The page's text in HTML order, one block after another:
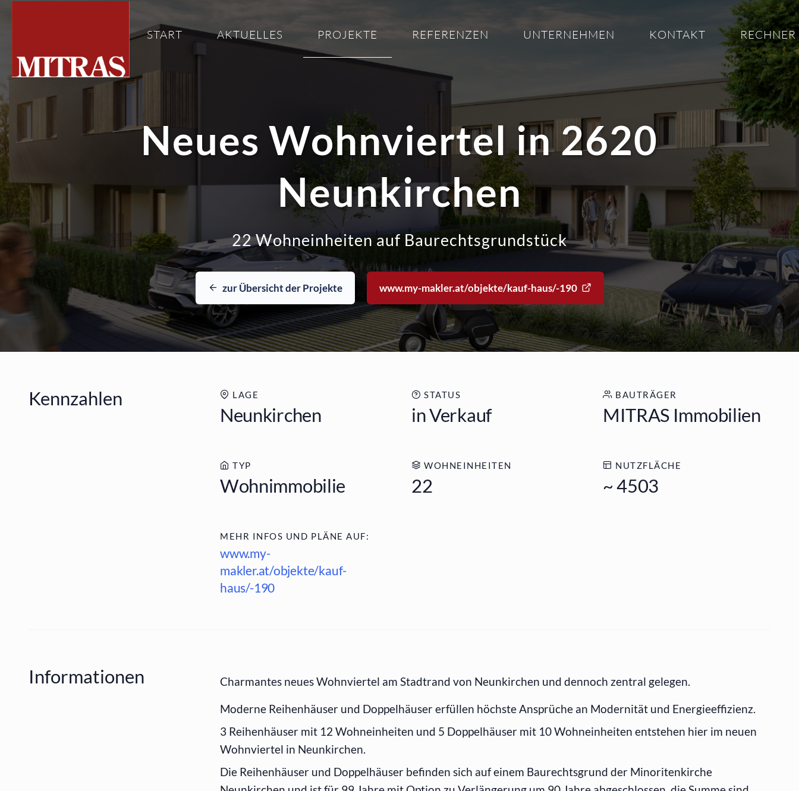
START AKTUELLES PROJEKTE REFERENZEN UNTERNEHMEN KONTAKT RECHNER
Neues Wohnviertel in 2620
Neunkirchen
22 Wohneinheiten auf Baurechtsgrundstück
zur Übersicht der Projekte www.my-makler.at/objekte/kauf-haus/-190
Kennzahlen LAGE
Neunkirchen
STATUS
in Verkauf
BAUTRÄGER
MITRAS Immobilien
TYP
Wohnimmobilie
WOHNEINHEITEN
22
NUTZFLÄCHE
~ 4503
MEHR INFOS UND PLÄNE AUF:
www.my-
makler.at/objekte/kauf-
haus/-190
Informationen
Charmantes neues Wohnviertel am Stadtrand von Neunkirchen und dennoch zentral gelegen.
Moderne Reihenhäuser und Doppelhäuser erfüllen höchste Ansprüche an Modernität und Energieeffizienz.
3 Reihenhäuser mit 12 Wohneinheiten und 5 Doppelhäuser mit 10 Wohneinheiten entstehen hier im neuen
Wohnviertel in Neunkirchen.
Die Reihenhäuser und Doppelhäuser befinden sich auf einem Baurechtsgrund der Minoritenkirche